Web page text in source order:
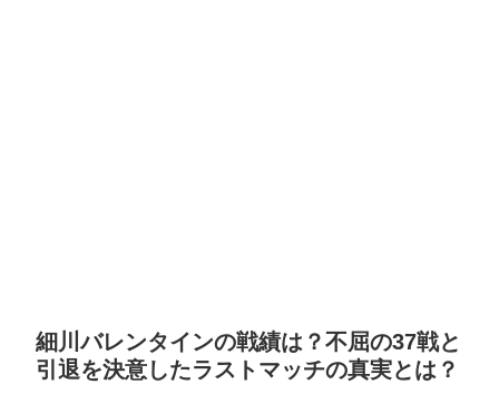
細川バレンタインの戦績は？不屈の37戦と
引退を決意したラストマッチの真実とは？